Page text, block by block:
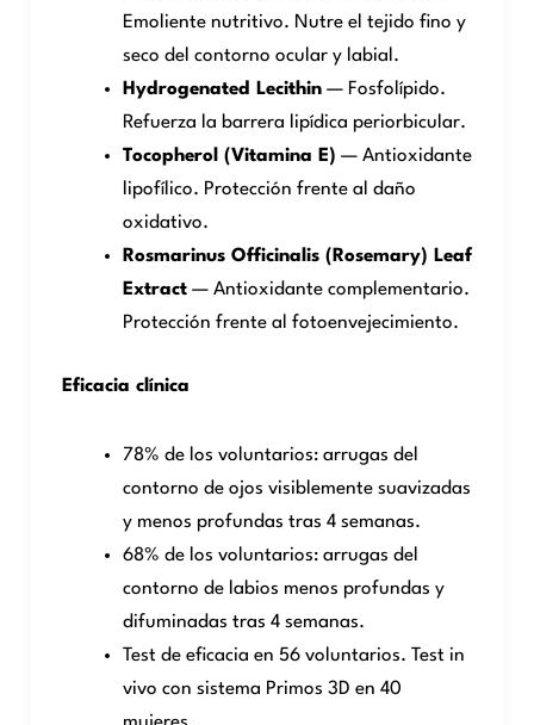
Emoliente nutritivo. Nutre el tejido fino y
seco del contorno ocular y labial.
Hydrogenated Lecithin— Fosfolípido.
Refuerza la barrera lipídica periorbicular.
Tocopherol (Vitamina E) — Antioxidante
lipofílico. Protección frente al daño
oxidativo.
Rosmarinus Officinalis (Rosemary) Leaf
Extract— Antioxidante complementario.
Protección frente al fotoenvejecimiento.
Eficacia clínica
78% de los voluntarios: arrugas del
contorno de ojos visiblemente suavizadas
y menos profundas tras 4 semanas.
68% de los voluntarios: arrugas del
contorno de labios menos profundas y
difuminadas tras 4 semanas.
Test de eficacia en 56 voluntarios. Test in
vivo con sistema Primos 3D en 40